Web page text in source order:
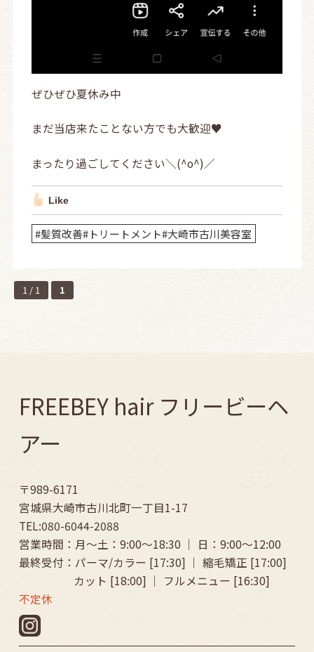
ぜひぜひ夏休み中
まだ当店来たことない方でも大歓迎♥
まったり過ごしてください＼(^o^)／
Like
#髪質改善#トリートメント#大崎市古川美容室
1 / 1 1
FREEBEY hair フリービーヘ
アー
〒989-6171
宮城県大崎市古川北町一丁目1-17
TEL:080-6044-2088
営業時間：月～土：9:00〜18:30 ｜ 日：9:00〜12:00
最終受付：パーマ/カラー [17:30] ｜ 縮毛矯正 [17:00]
カット [18:00] ｜ フルメニュー [16:30]
不定休